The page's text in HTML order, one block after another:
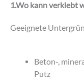
1.Wo kann verklebt
Geeignete
Beton-,
Putz